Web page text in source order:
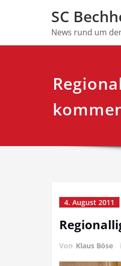
SC
News rund um
4. August 2011
Von Klaus Böse